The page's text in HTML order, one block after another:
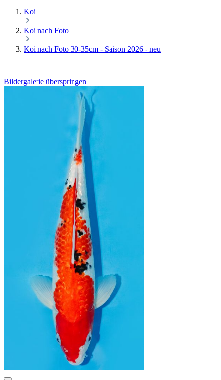
Koi
Koi nach Foto
Koi nach Foto 30-35cm - Saison 2026 - neu
Bildergalerie überspringen